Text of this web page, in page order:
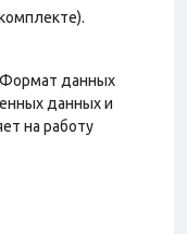
Формат данных
данных и
на работу